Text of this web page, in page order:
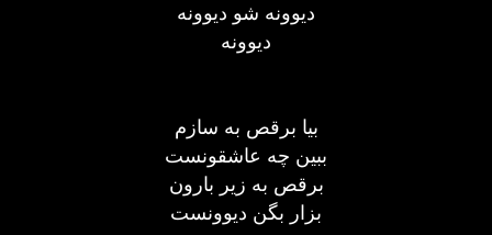
دیوونه شو دیوونه
دیوونه
بیا برقص به سازم
ببین چه عاشقونست
برقص به زیر بارون
بزار بگن دیوونست